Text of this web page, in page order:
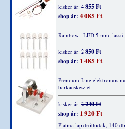
kisker ár: 4 855 Ft
shop ár: 4 085 Ft
Rainbow - LED 5 mm,
kisker ár: 2 850 Ft
shop ár: 1 485 Ft
Premium-Line elektromos
barkácskészlet
kisker ár: 2 240 Ft
shop ár: 1 920 Ft
Platina lap dróthidak, 140